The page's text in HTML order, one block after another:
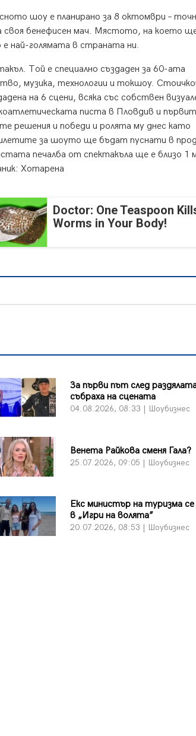
шоу е планирано за 8 октомври –
своя бенефисен мач. Мястото, на което
най-голямата в страната ни.
Той е специално създаден за 60-ата
музика, технологии и токшоу.
на 6 сцени, всяка със собствен
писта в Пловдив и
решения и победи и ролята му днес като
за шоуто ще бъдат пуснати в
печалба от спектакъла ще е близо 1
Хотарена
Doctor: One Teaspoon
Worms in Your Body!
За първи път след
събраха на сцената
04.08.2026, 08:33 | Шоубизнес
Венета Райкова сменя Гала?
25.07.2026, 09:05 | Шоубизнес
Екс министър на туризма се
в „Игри на волята”
20.07.2026, 08:53 | Шоубизнес